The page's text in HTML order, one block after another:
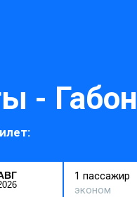
- Габон
1 пассажир
эконом